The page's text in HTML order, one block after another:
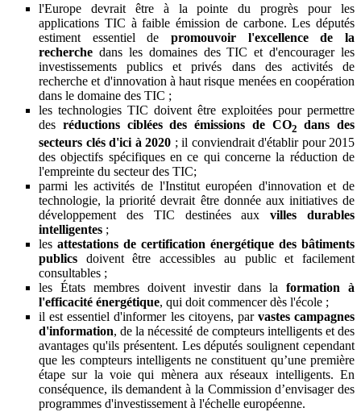
l'Europe devrait être à la pointe du progrès pour les
applications TIC à faible émission de carbone. Les députés
estiment essentiel de promouvoir l'excellence de la
recherche dans les domaines des TIC et d'encourager les
investissements publics et privés dans des activités de
recherche et d'innovation à haut risque menées en coopération
dans le domaine des TIC ;
les technologies TIC doivent être exploitées pour permettre
des réductions ciblées des émissions de CO2 dans des
secteurs clés d'ici à 2020 ; il conviendrait d'établir pour 2015
des objectifs spécifiques en ce qui concerne la réduction de
l'empreinte du secteur des TIC;
parmi les activités de l'Institut européen d'innovation et de
technologie, la priorité devrait être donnée aux initiatives de
développement des TIC destinées auxvilles durables
intelligentes ;
les attestations de certification énergétique des bâtiments
publics doivent être accessibles au public et facilement
consultables ;
les États membres doivent investir dans laformation à
l'efficacité énergétique, qui doit commencer dès l'école ;
il est essentiel d'informer les citoyens, par vastes campagnes
d'information, de la nécessité de compteurs intelligents et des
avantages qu'ils présentent. Les députés soulignent cependant
que les compteurs intelligents ne constituent qu’une première
étape sur la voie qui mènera aux réseaux intelligents. En
conséquence, ils demandent à la Commission d’envisager des
programmes d'investissement à l'échelle européenne.